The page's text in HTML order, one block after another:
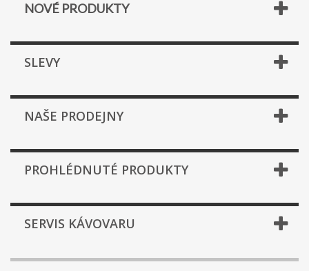
NOVÉ PRODUKTY
SLEVY
NAŠE PRODEJNY
PROHLÉDNUTÉ PRODUKTY
SERVIS KÁVOVARU